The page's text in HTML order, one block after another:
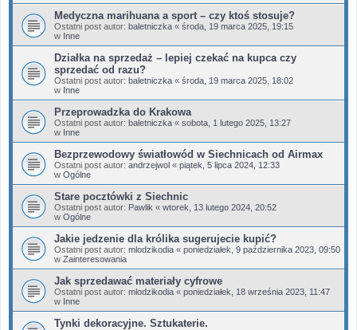
Medyczna marihuana a sport – czy ktoś stosuje?
Ostatni post autor: baletniczka « środa, 19 marca 2025, 19:15
w Inne
Działka na sprzedaż – lepiej czekać na kupca czy
sprzedać od razu?
Ostatni post autor: baletniczka « środa, 19 marca 2025, 18:02
w Inne
Przeprowadzka do Krakowa
Ostatni post autor: baletniczka « sobota, 1 lutego 2025, 13:27
w Inne
Bezprzewodowy światłowód w Siechnicach od Airmax
Ostatni post autor: andrzejwol « piątek, 5 lipca 2024, 12:33
w Ogólne
Stare pocztówki z Siechnic
Ostatni post autor: Pawlik « wtorek, 13 lutego 2024, 20:52
w Ogólne
Jakie jedzenie dla królika sugerujecie kupić?
Ostatni post autor: mlodzikodia « poniedziałek, 9 października 2023, 09:50
w Zainteresowania
Jak sprzedawać materiały cyfrowe
Ostatni post autor: mlodzikodia « poniedziałek, 18 września 2023, 11:47
w Inne
Tynki dekoracyjne. Sztukaterie.